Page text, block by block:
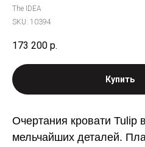
The IDEA
SKU: 10394
173 200 р.
Купить
Очертания кровати Tulip
мельчайших деталей.